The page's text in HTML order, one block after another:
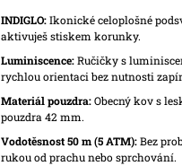
INDIGLO:Ikonické celoplošné
aktivuješ stiskem korunky.
Luminiscence:Ručičky s
rychlou orientaci bez nutnosti
Materiál pouzdra:Obecný kov s
pouzdra 42 mm.
Vodotěsnost 50 m (5 ATM):Bez
rukou od prachu nebo sprchování.